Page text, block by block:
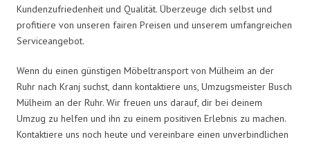
Kundenzufriedenheit und Qualität. Überzeuge dich selbst und
profitiere von unseren fairen Preisen und unserem umfangreichen
Serviceangebot.
Wenn du einen günstigen Möbeltransport von Mülheim an der
Ruhr nach Kranj suchst, dann kontaktiere uns, Umzugsmeister Busch
Mülheim an der Ruhr. Wir freuen uns darauf, dir bei deinem
Umzug zu helfen und ihn zu einem positiven Erlebnis zu machen.
Kontaktiere uns noch heute und vereinbare einen unverbindlichen